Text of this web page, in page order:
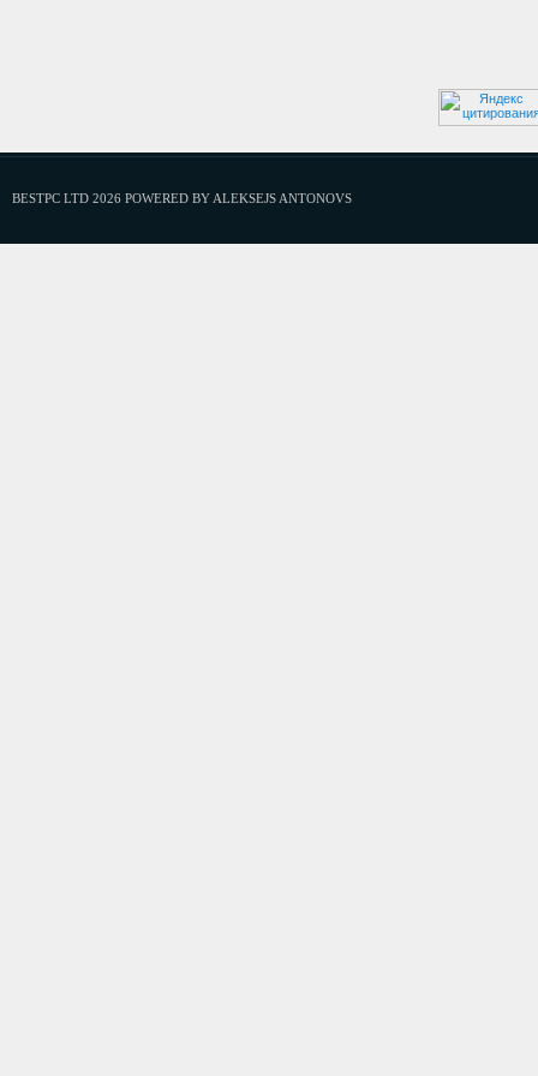
BESTPC LTD 2026 POWERED BY ALEKSEJS ANTONOVS